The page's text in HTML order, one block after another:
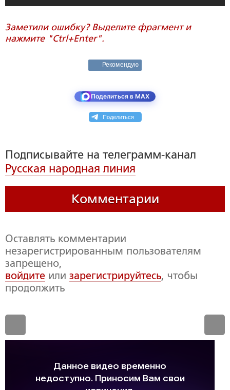
Заметили ошибку? Выделите фрагмент и
нажмите "Ctrl+Enter".
Рекомендую
Поделиться в MAX
Поделиться
Подписывайте на телеграмм-канал
Русская народная линия
Комментарии
Оставлять комментарии
незарегистрированным пользователям
запрещено,
войдите или зарегистрируйтесь, чтобы
продолжить